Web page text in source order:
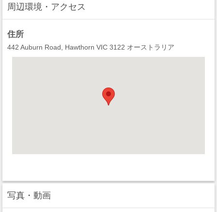
周辺環境・アクセス
住所
442 Auburn Road, Hawthorn VIC 3122 オーストラリア
写真・動画